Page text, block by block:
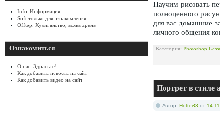
Info. Информация
Soft-только для ознакомления
Offtop. Хулиганство, всяка хрень
Ознакомиться
О нас. Здрасьте!
Как добавить новость на сайт
Как добавить видео на сайт
Научим рисовать
полноценного
для вас домашние
личного общения
Категория: Photoshop
Портрет в стиле
Автор: Hottei83 от 14-